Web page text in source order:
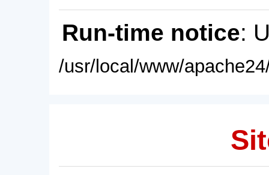
Run-time notice:
/usr/local/www/